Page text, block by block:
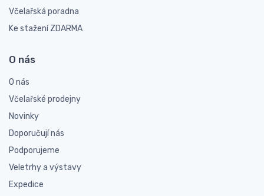
Včelařská poradna
Ke stažení ZDARMA
O nás
O nás
Včelařské prodejny
Novinky
Doporučují nás
Podporujeme
Veletrhy a výstavy
Expedice